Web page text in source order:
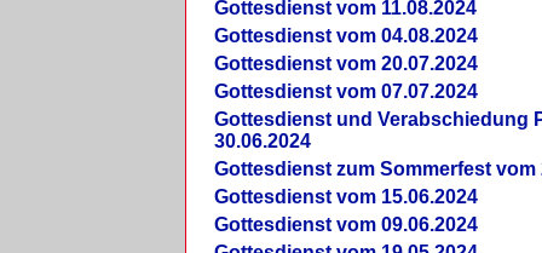
Gottesdienst vom 11.08.2024
Gottesdienst vom 04.08.2024
Gottesdienst vom 20.07.2024
Gottesdienst vom 07.07.2024
Gottesdienst und Verabschiedung
30.06.2024
Gottesdienst zum Sommerfest vom
Gottesdienst vom 15.06.2024
Gottesdienst vom 09.06.2024